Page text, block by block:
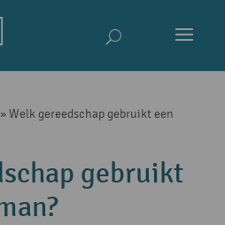
»Welk gereedschap gebruikt een
gebruikt